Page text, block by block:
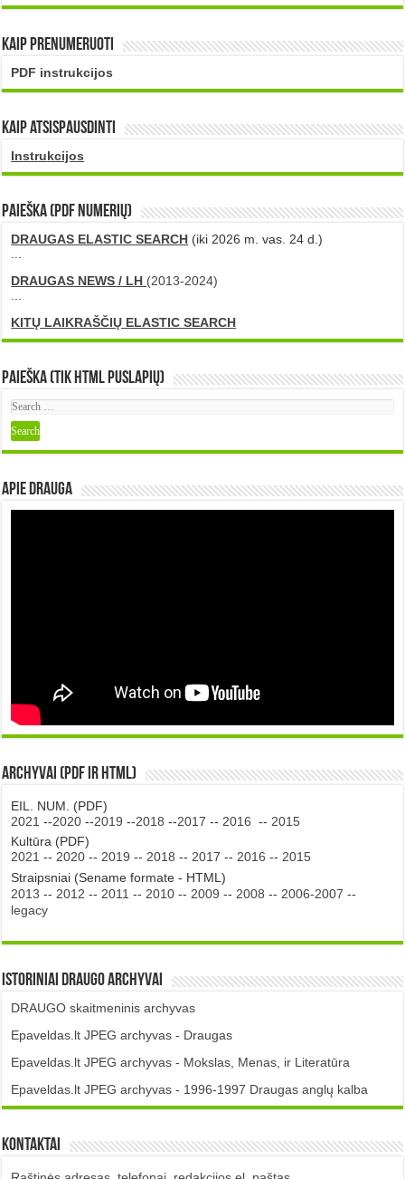
Kaip prenumeruoti
PDF instrukcijos
Kaip atsispausdinti
Instrukcijos
PAIEŠKA (PDF numerių)
DRAUGAS ELASTIC SEARCH (iki 2026 m. vas. 24 d.)
...
DRAUGAS NEWS / LH (2013-2024)
...
KITŲ LAIKRAŠČIŲ ELASTIC SEARCH
Paieška (tik HTML puslapių)
Apie DRAUGA
Archyvai (PDF ir HTML)
EIL. NUM. (PDF)
2021 --2020 --2019 --2018 --2017 --2016 --2015
Kultūra (PDF)
2021 --2020 --2019 --2018 --2017 --2016 --2015
Straipsniai (Sename formate - HTML)
2013 --2012 --2011 --2010 --2009 --2008 --2006-2007 --
legacy
Istoriniai DRAUGO Archyvai
DRAUGO skaitmeninis archyvas
Epaveldas.lt JPEG archyvas - Draugas
Epaveldas.lt JPEG archyvas - Mokslas, Menas, ir Literatūra
Epaveldas.lt JPEG archyvas - 1996-1997 Draugas anglų kalba
Kontaktai